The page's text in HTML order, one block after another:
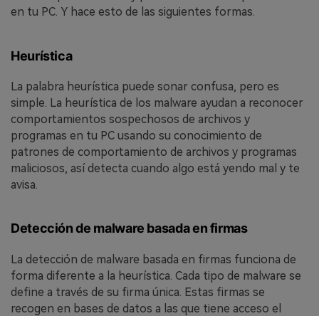
en tu PC. Y hace esto de las siguientes formas.
Heurística
La palabra heurística puede sonar confusa, pero es
simple. La heurística de los malware ayudan a reconocer
comportamientos sospechosos de archivos y
programas en tu PC usando su conocimiento de
patrones de comportamiento de archivos y programas
maliciosos, así detecta cuando algo está yendo mal y te
avisa.
Detección de malware basada en firmas
La detección de malware basada en firmas funciona de
forma diferente a la heurística. Cada tipo de malware se
define a través de su firma única. Estas firmas se
recogen en bases de datos a las que tiene acceso el